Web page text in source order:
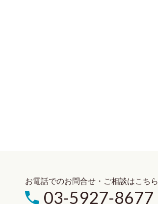
お電話でのお問合せ・ご相談はこちら
03-5927-8677